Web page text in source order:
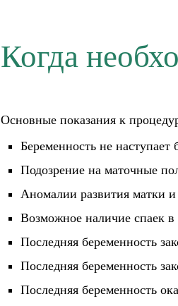
Когда
Основные показания к
Беременность не
Подозрение на маточные
Аномалии развития матки и
Возможное наличие спаек
Последняя беременность
Последняя беременность
Последняя беременность